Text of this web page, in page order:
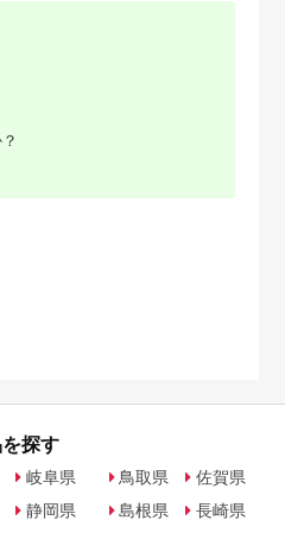
探す
岐阜県
静岡県
鳥取県
島根県
佐賀県
長崎県